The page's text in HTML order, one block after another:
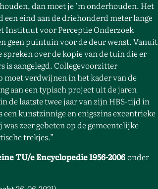
dan moet je ’m onderhouden. Het
eind aan de driehonderd meter lange
Instituut voor Perceptie Onderzoek
geen puintuin voor de deur wenst. Vanuit
over de kopie van de tuin die er
is aangelegd. Collegevoorzitter
moet verdwijnen in het kader van de
aan een typisch project uit de jaren
de laatste twee jaar van zijn HBS-tijd in
kunstzinnige en enigszins excentrieke
zeer gebeten op de gemeentelijke
trekjes.”
TU/e Encyclopedie 1956-2006onder